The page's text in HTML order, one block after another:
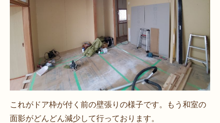
これがドア枠が付く前の壁張りの様子です。もう和室の
面影がどんどん減少して行っております。